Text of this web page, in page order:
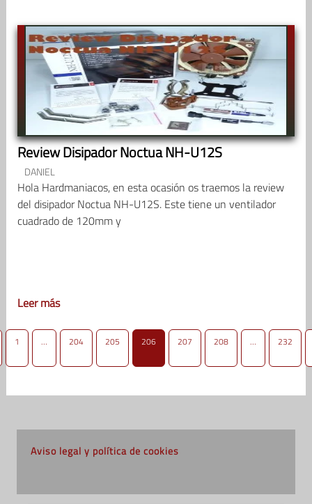
Review Disipador Noctua NH-U12S
DANIEL
Hola Hardmaniacos, en esta ocasión os traemos la review
del disipador Noctua NH-U12S. Este tiene un ventilador
cuadrado de 120mm y
Leer más
1 … 204 205 206 207 208 … 232
Aviso legal y política de cookies